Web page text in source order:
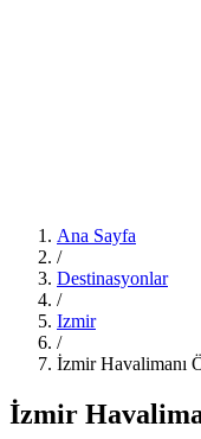
Ana Sayfa
/
Destinasyonlar
/
Izmir
/
İzmir Havalimanı
İzmir